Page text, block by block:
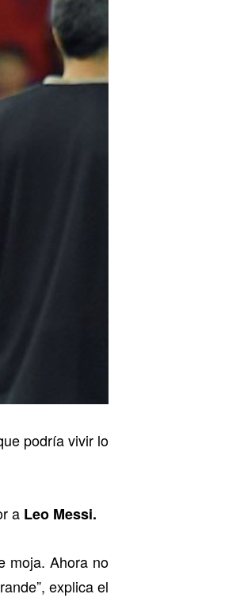
podría vivir lo
a Leo Messi.
moja. Ahora no
explica el